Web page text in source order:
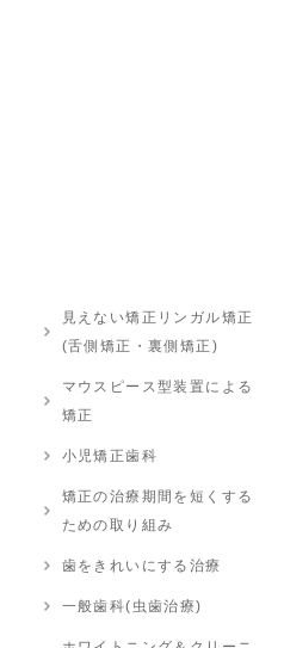
見えない矯正リンガル矯正
(舌側矯正・裏側矯正)
マウスピース型装置による
矯正
小児矯正歯科
矯正の治療期間を短くする
ための取り組み
歯をきれいにする治療
一般歯科(虫歯治療)